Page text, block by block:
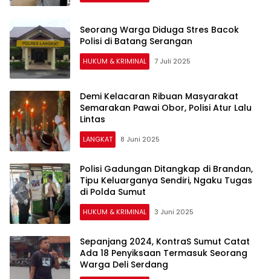
Seorang Warga Diduga Stres Bacok
Polisi di Batang Serangan
HUKUM & KRIMINAL 7 Juli 2025
Demi Kelacaran Ribuan Masyarakat
Semarakan Pawai Obor, Polisi Atur Lalu
Lintas
LANGKAT 8 Juni 2025
Polisi Gadungan Ditangkap di Brandan,
Tipu Keluarganya Sendiri, Ngaku Tugas
di Polda Sumut
HUKUM & KRIMINAL 3 Juni 2025
Sepanjang 2024, KontraS Sumut Catat
Ada 18 Penyiksaan Termasuk Seorang
Warga Deli Serdang